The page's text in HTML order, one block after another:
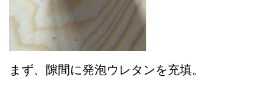
まず、隙間に発泡ウレタンを充填。